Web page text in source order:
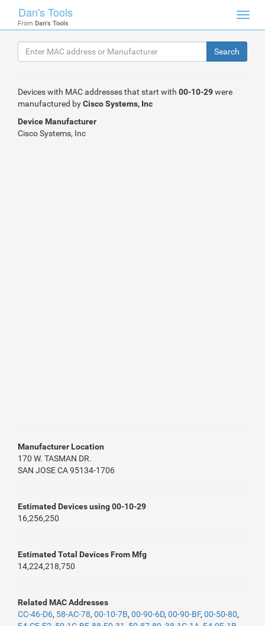
Dan's Tools
From Dan's Tools
Devices with MAC addresses that start with 00-10-29were
manufactured byCisco Systems, Inc
Device Manufacturer
Cisco Systems, Inc
Manufacturer Location
170 W. TASMAN DR.
SAN JOSE CA 95134-1706
Estimated Devices using 00-10-29
16,256,250
Estimated Total Devices From Mfg
14,224,218,750
Related MAC Addresses
CC-46-D6, 58-AC-78, 00-10-7B, 00-90-6D, 00-90-BF, 00-50-80,